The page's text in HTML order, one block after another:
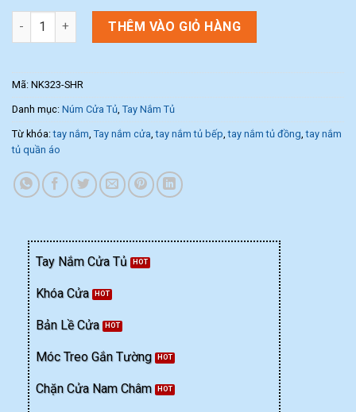
Núm nắm tủ sứ vân NK323-SHR (Màu Sứ Vân) số lượng
THÊM VÀO GIỎ HÀNG
Mã: NK323-SHR
Danh mục: Núm Cửa Tủ Tay Nắm Tủ
Từ khóa:tay nắm Tay nắm cửa ,tay nắm tủ bếp ,tay nắm tủ đồng ,tay nắm
tủ quần áo
Tay Nắm Cửa Tủ
Khóa Cửa
Bản Lề Cửa
Móc Treo Gắn Tường
Chặn Cửa Nam Châm